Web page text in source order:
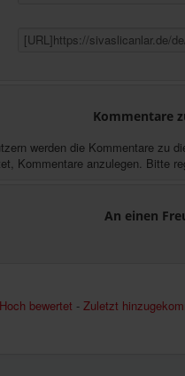
Kommentare
werden die Kommentare zu
Kommentare anzulegen. Bitte
An einen
Hoch bewertet - Zuletzt